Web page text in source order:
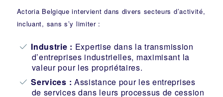
Actoria Belgique intervient dans divers secteurs d’activité,
incluant, sans s’y limiter :
Industrie : Expertise dans la transmission
d’entreprises industrielles, maximisant la
valeur pour les propriétaires.
Services : Assistance pour les entreprises
de services dans leurs processus de cession